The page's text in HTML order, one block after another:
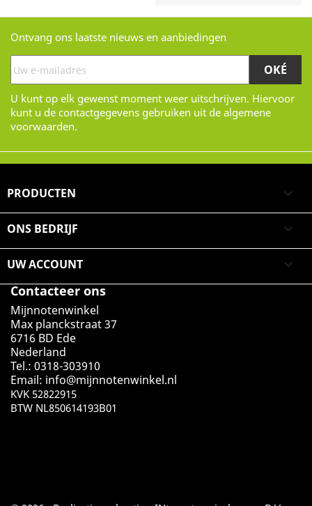
Ontvang ons laatste nieuws en aanbiedingen
U kunt op elk gewenst moment weer uitschrijven. Hiervoor
kunt u de contactgegevens gebruiken uit de algemene
voorwaarden.
PRODUCTEN 
ONS BEDRIJF 
UW ACCOUNT

Contacteer ons
Mijnnotenwinkel
Max planckstraat 37
6716 BD Ede
Nederland
Tel.: 0318-303910
Email: info@mijnnotenwinkel.nl
KVK 52822915
BTW NL850614193B01